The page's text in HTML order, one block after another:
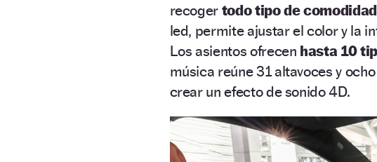
recoger todo tipo de
led, permite ajustar el color y la
Los asientos ofrecen hasta 10
música reúne 31 altavoces y
crear un efecto de sonido 4D.